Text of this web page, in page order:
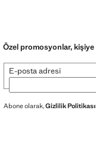
Özel promosyonlar,
E-posta adresi
Abone olarak,Gizlilik